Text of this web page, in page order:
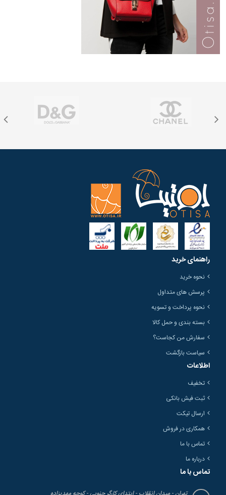
راهنمای خرید
نحوه خرید
پرسش های متداول
نحوه پرداخت و تسویه
بسته بندی و حمل کالا
سفارش من کجاست؟
سیاست بازگشت
اطلاعات
تخفیف
ثبت فیش بانکی
ارسال تیکت
همکاری در فروش
تماس با ما
درباره ما
تماس با ما